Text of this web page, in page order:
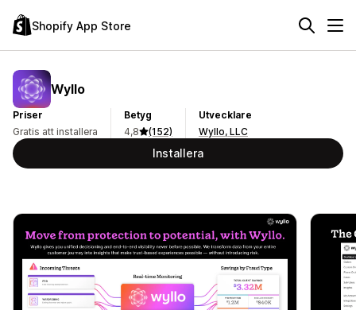
Shopify App Store
Wyllo
Priser
Gratis att installera
Betyg
4,8
(152)
Utvecklare
Wyllo, LLC
Installera